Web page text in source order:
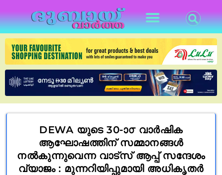
DEWA യുടെ 30-ാ൦ വാർഷിക
ആഘോഷത്തിന് സമ്മാനങ്ങള്‍
നല്‍കുന്നുവെന്ന വാട്സ് ആപ്പ് സന്ദേശം
വ്യാജം : മുന്നറിയിപ്പുമായി അധികൃതർ